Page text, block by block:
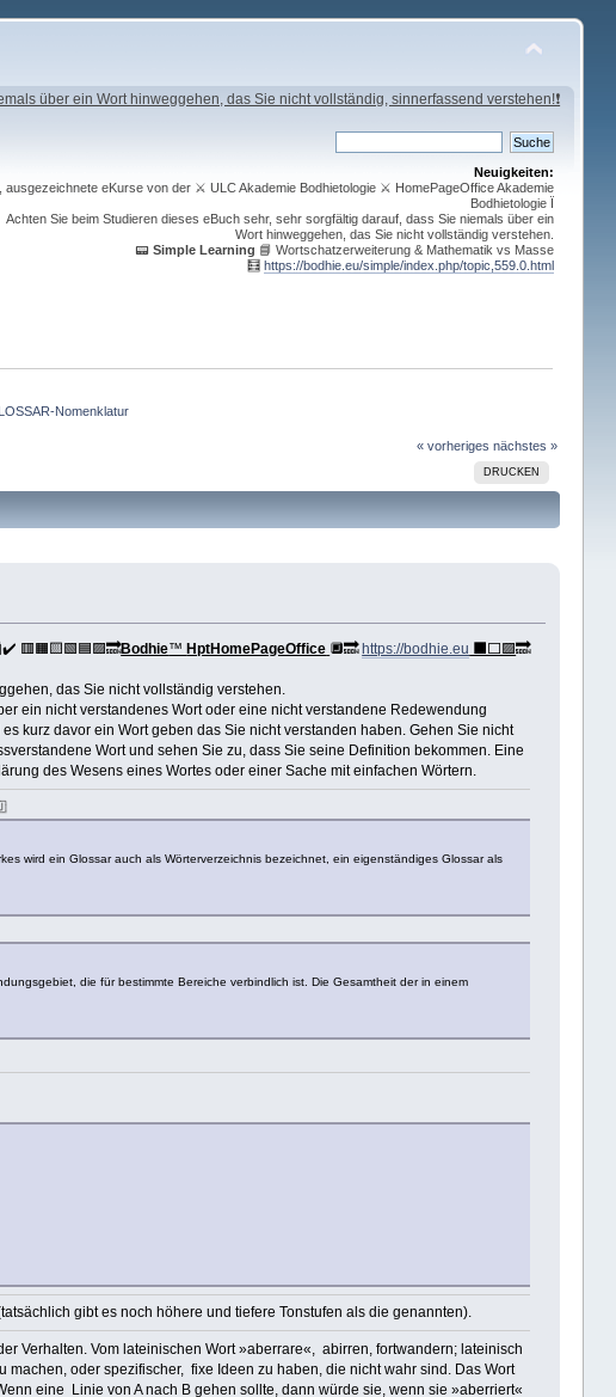
über ein Wort hinweggehen, das Sie nicht vollständig, sinnerfassend verstehen!❗
Neuigkeiten:
ausgezeichnete eKurse von der ⚔ ULC Akademie Bodhietologie ⚔ HomePageOffice Akademie
Bodhietologie Ï
Achten Sie beim Studieren dieses eBuch sehr, sehr sorgfältig darauf, dass Sie niemals über ein
Wort hinweggehen, das Sie nicht vollständig verstehen.
📟Simple Learning 📘 Wortschatzerweiterung & Mathematik vs Masse
🧮https://bodhie.eu/simple/index.php/topic,559.0.html
Nomenklatur
« vorheriges nächstes »
DRUCKEN
🟥🟧🟨🟩🟦🟪🔜Bodhie™HptHomePageOffice 🔲🔜https://bodhie.eu ⬛️⬜️🟪🔜
das Sie nicht vollständig verstehen.
ein nicht verstandenes Wort oder eine nicht verstandene Redewendung
kurz davor ein Wort geben das Sie nicht verstanden haben. Gehen Sie nicht
Wort und sehen Sie zu, dass Sie seine Definition bekommen. Eine
des Wesens eines Wortes oder einer Sache mit einfachen Wörtern.
wird ein Glossar auch als Wörterverzeichnis bezeichnet, ein eigenständiges Glossar als
die für bestimmte Bereiche verbindlich ist. Die Gesamtheit der in einem
gibt es noch höhere und tiefere Tonstufen als die genannten).
Verhalten. Vom lateinischen Wort »aberrare«, abirren, fortwandern; lateinisch
oder spezifischer, fixe Ideen zu haben, die nicht wahr sind. Das Wort
eine Linie von A nach B gehen sollte, dann würde sie, wenn sie »aberriert«